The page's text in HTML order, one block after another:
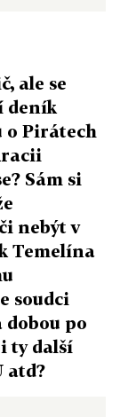
ale se
deník
o Pirátech
Sám si
nebýt v
Temelína
soudci
dobou po
ty další
atd?